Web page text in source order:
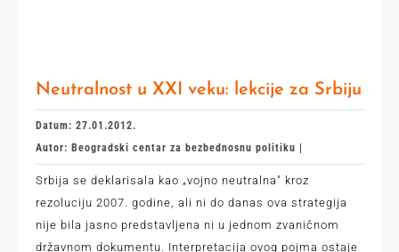
Neutralnost u XXI veku: lekcije za Srbiju
Datum: 27.01.2012.
Autor: Beogradski centar za bezbednosnu politiku |
Srbija se deklarisala kao „vojno neutralna" kroz
rezoluciju 2007. godine, ali ni do danas ova strategija
nije bila jasno predstavljena ni u jednom zvaničnom
državnom dokumentu. Interpretacija ovog pojma ostaje